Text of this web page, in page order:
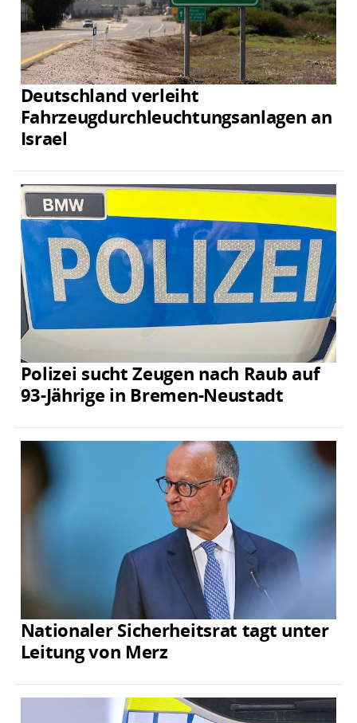
Deutschland verleiht
Fahrzeugdurchleuchtungsanlagen an
Israel
Polizei sucht Zeugen nach Raub auf
93-Jährige in Bremen-Neustadt
Nationaler Sicherheitsrat tagt unter
Leitung von Merz